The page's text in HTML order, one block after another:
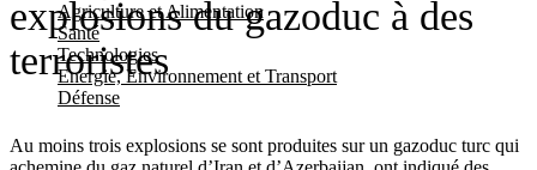
Agriculture et Alimentation
Santé
Technologies
Energie, Environnement et Transport
Défense
explosions du gazoduc à des
terroristes
Au moins trois explosions se sont produites sur un gazoduc turc qui